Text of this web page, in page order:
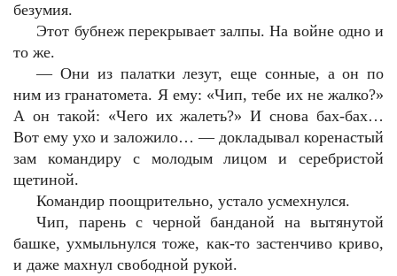
безумия.
Этот бубнеж перекрывает залпы. На войне одно и
то же.
— Они из палатки лезут, еще сонные, а он по
ним из гранатомета. Я ему: «Чип, тебе их не жалко?»
А он такой: «Чего их жалеть?» И снова бах-бах…
Вот ему ухо и заложило… — докладывал коренастый
зам командиру с молодым лицом и серебристой
щетиной.
Командир поощрительно, устало усмехнулся.
Чип, парень с черной банданой на вытянутой
башке, ухмыльнулся тоже, как-то застенчиво криво,
и даже махнул свободной рукой.